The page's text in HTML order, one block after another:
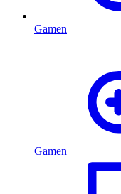
Gamen
Gamen